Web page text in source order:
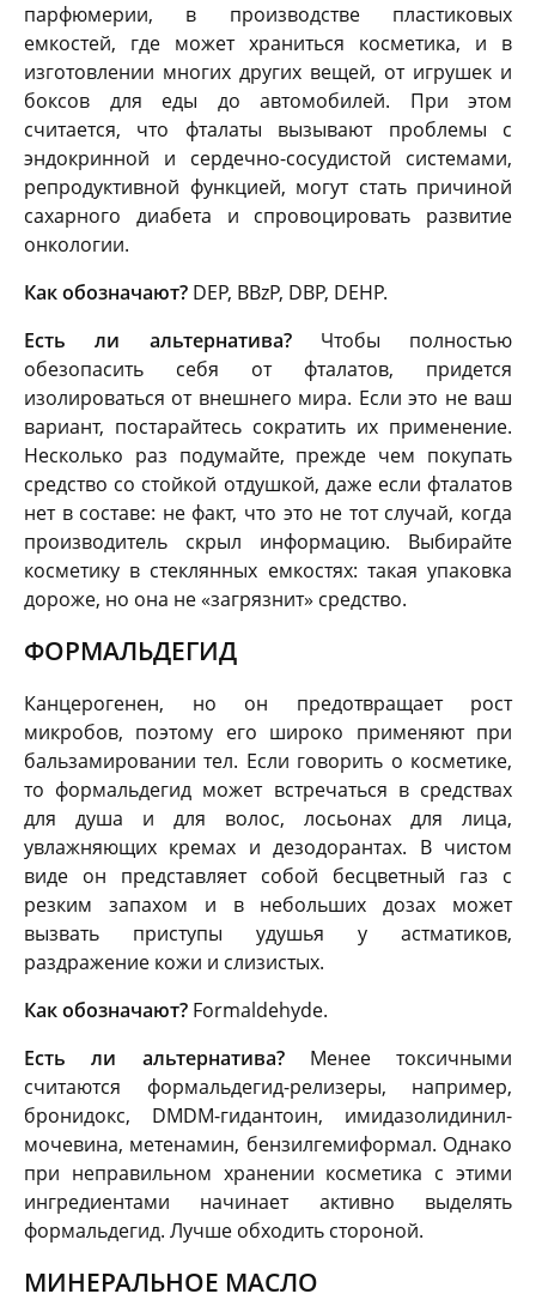
парфюмерии, в производстве пластиковых
емкостей, где может храниться косметика, и в
изготовлении многих других вещей, от игрушек и
боксов для еды до автомобилей. При этом
считается, что фталаты вызывают проблемы с
эндокринной и сердечно-сосудистой системами,
репродуктивной функцией, могут стать причиной
сахарного диабета и спровоцировать развитие
онкологии.
Как обозначают? DEP, BBzP, DBP, DEHP.
Есть ли альтернатива?Чтобы полностью
обезопасить себя от фталатов, придется
изолироваться от внешнего мира. Если это не ваш
вариант, постарайтесь сократить их применение.
Несколько раз подумайте, прежде чем покупать
средство со стойкой отдушкой, даже если фталатов
нет в составе: не факт, что это не тот случай, когда
производитель скрыл информацию. Выбирайте
косметику в стеклянных емкостях: такая упаковка
дороже, но она не «загрязнит» средство.
ФОРМАЛЬДЕГИД
Канцерогенен, но он предотвращает рост
микробов, поэтому его широко применяют при
бальзамировании тел. Если говорить о косметике,
то формальдегид может встречаться в средствах
для душа и для волос, лосьонах для лица,
увлажняющих кремах и дезодорантах. В чистом
виде он представляет собой бесцветный газ с
резким запахом и в небольших дозах может
вызвать приступы удушья у астматиков,
раздражение кожи и слизистых.
Как обозначают? Formaldehyde.
Есть ли альтернатива?Менее токсичными
считаются формальдегид-релизеры, например,
бронидокс, DMDM-гидантоин, имидазолидинил-
мочевина, метенамин, бензилгемиформал. Однако
при неправильном хранении косметика с этими
ингредиентами начинает активно выделять
формальдегид. Лучше обходить стороной.
МИНЕРАЛЬНОЕ МАСЛО